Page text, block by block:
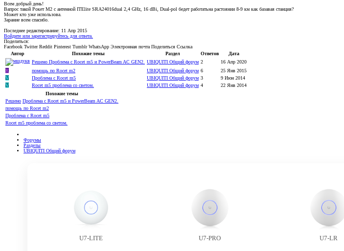
Всем добрый день!
Вапрос такой Рокет М2 с антенной ITElite SRA24016dual 2,4 GHz, 16 dBi, Dual-pol бедет работатьна растоянии 8-9 км как базавая станция?
Может кто уже использова.
Зарание всем спасибо.
Последнее редактирование: 11 Апр 2015
Войдите или зарегистрируйтесь для ответа.
Поделиться:
Facebook Twitter Reddit Pinterest Tumblr WhatsApp Электронная почта Поделиться Ссылка
Автор
Похожие темы Раздел Ответов
Дата
Решено Проблема с Rocet m5 и PowerBeam AC GEN2. UBIQUITI Общий форум 2
16 Апр 2020
R
помощь по Rocet m2 UBIQUITI Общий форум 6
25 Янв 2015
V
Проблема с Rocet m5 UBIQUITI Общий форум 3
9 Июн 2014
V
Rocet m5 проблема со светом. UBIQUITI Общий форум 4
22 Янв 2014
Похожие темы
Решено Проблема с Rocet m5 и PowerBeam AC GEN2.
помощь по Rocet m2
Проблема с Rocet m5
Rocet m5 проблема со светом.
Форумы
Разделы
UBIQUITI Общий форум
U7-LITE U7-PRO U7-LR